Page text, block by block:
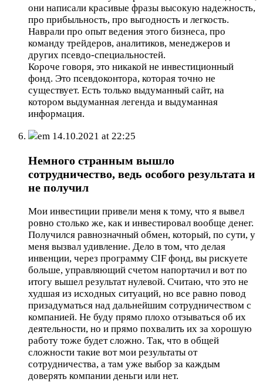
они написали красивые фразы высокую надежность,
про прибыльность, про выгодность и легкость.
Наврали про опыт ведения этого бизнеса, про
команду трейдеров, аналитиков, менеджеров и
других псевдо-специальностей.
Короче говоря, это никакой не инвестиционный
фонд. Это псевдоконтора, которая точно не
существует. Есть только выдуманный сайт, на
котором выдуманная легенда и выдуманная
информация.
em 14.10.2021 at 22:25
Немного странным вышло
сотрудничество, ведь особого результата и
не получил
Мои инвестиции привели меня к тому, что я вывел
ровно столько же, как и инвестировал вообще денег.
Получился равнозначный обмен, который, по сути, у
меня вызвал удивление. Дело в том, что делая
инвенции, через программу CIF фонд, вы рискуете
больше, управляющий счетом напортачил и вот по
итогу вышел результат нулевой. Считаю, что это не
худшая из исходных ситуаций, но все равно повод
призадуматься над дальнейшим сотрудничеством с
компанией. Не буду прямо плохо отзываться об их
деятельности, но и прямо похвалить их за хорошую
работу тоже будет сложно. Так, что в общей
сложности такие вот мои результаты от
сотрудничества, а там уже выбор за каждым
доверять компании деньги или нет.